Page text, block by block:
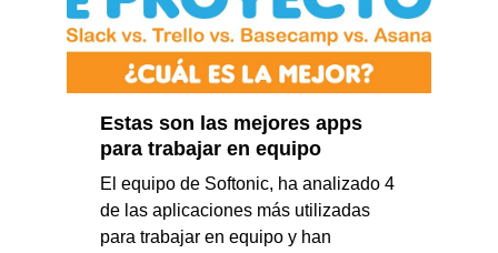
Estas son las mejores apps
para trabajar en equipo
El equipo de Softonic, ha analizado 4
de las aplicaciones más utilizadas
para trabajar en equipo y han